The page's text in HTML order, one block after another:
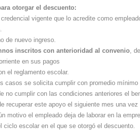
otorgar el descuento:
credencial vigente que lo acredite como
de nuevo ingreso.
inscritos con anterioridad al convenio,
en sus pagos
el reglamento escolar.
casos se solicita cumplir con promedio
no cumplir con las condiciones anteriores el
recuperar este apoyo el siguiente mes una
motivo el empleado deja de laborar en la
ciclo escolar en el que se otorgó el descuento.